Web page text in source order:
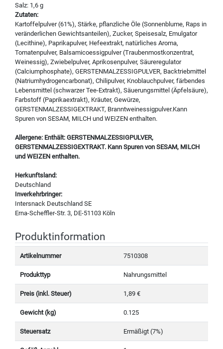
Salz: 1,6 g
Zutaten:
Kartoffelpulver (61%), Stärke, pflanzliche Öle (Sonnenblume, Raps in
veränderlichen Gewichtsanteilen), Zucker, Speisesalz, Emulgator
(Lecithine), Paprikapulver, Hefeextrakt, natürliches Aroma,
Tomatenpulver, Balsamicoessigpulver (Traubenmostkonzentrat,
Weinessig), Zwiebelpulver, Aprikosenpulver, Säureregulator
(Calciumphosphate), GERSTENMALZESSIGPULVER, Backtriebmittel
(Natriumhydrogencarbonat), Chilipulver, Knoblauchpulver, färbendes
Lebensmittel (schwarzer Tee-Extrakt), Säuerungsmittel (Äpfelsäure),
Farbstoff (Paprikaextrakt), Kräuter, Gewürze,
GERSTENMALZESSIGEXTRAKT, Branntweinessigpulver.Kann
Spuren von SESAM, MILCH und WEIZEN enthalten.
Allergene: Enthält: GERSTENMALZESSIGPULVER,
GERSTENMALZESSIGEXTRAKT. Kann Spuren von SESAM, MILCH
und WEIZEN enthalten.
Herkunftsland:
Deutschland
Inverkehrbringer:
Intersnack Deutschland SE
Erna-Scheffler-Str. 3, DE-51103 Köln
Produktinformation
Artikelnummer 7510308
Produkttyp Nahrungsmittel
Preis (inkl. Steuer) 1,89 €
Gewicht (kg) 0.125
Steuersatz Ermäßigt (7%)